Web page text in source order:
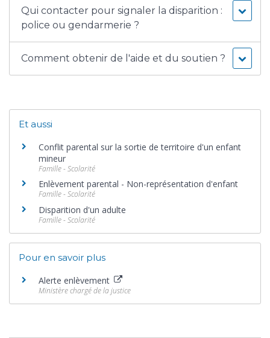
Qui contacter pour signaler la disparition :
police ou gendarmerie ?
Comment obtenir de l'aide et du soutien ?
Et aussi
Conflit parental sur la sortie de territoire d'un enfant
mineur
Famille - Scolarité
Enlèvement parental - Non-représentation d'enfant
Famille - Scolarité
Disparition d'un adulte
Famille - Scolarité
Pour en savoir plus
Alerte enlèvement
Ministère chargé de la justice